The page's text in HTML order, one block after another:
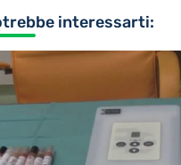
interessarti: